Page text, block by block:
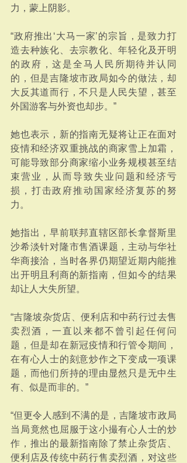
力，蒙上阴影。
“政府推出‘大马一家’的宗旨，是致力打
造去种族化、去宗教化、年轻化及开明
的政府，这是全马人民所期待并认同
的，但是吉隆坡市政局如今的做法，却
大反其道而行，不只是人民失望，甚至
外国游客与外资也却步。”
她也表示，新的指南无疑将让正在面对
疫情和经济双重挑战的商家雪上加霜，
可能导致部分商家缩小业务规模甚至结
束营业，从而导致失业问题和经济亏
损，打击政府推动国家经济复苏的努
力。
她指出，早前联邦直辖区部长拿督斯里
沙希淡针对隆市售酒课题，主动与华社
华商接洽，当时各界仍期望近期内能推
出开明且利商的新指南，但如今的结果
却让人大失所望。
“吉隆坡杂货店、便利店和中药行过去售
卖烈酒，一直以来都不曾引起任何问
题，但是却在新冠疫情和行管令期间，
在有心人士的刻意炒作之下变成一项课
题，而他们所持的理由显然只是无中生
有、似是而非的。”
“但更令人感到不满的是，吉隆坡市政局
当局竟然也屈服于这小撮有心人士的炒
作，推出的最新指南除了禁止杂货店、
便利店及传统中药行售卖烈酒，对这些